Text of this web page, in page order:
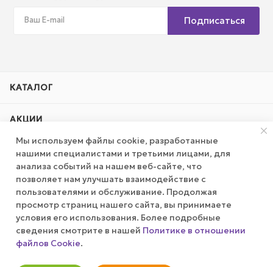
Подписаться
КАТАЛОГ
АКЦИИ
КОМПАНИЯ
ПУБЛИЧНАЯ ОФЕРТА
КАК СДЕЛАТЬ ЗАКАЗ?
Мы используем файлы cookie, разработанные
нашими специалистами и третьими лицами, для
анализа событий на нашем веб-сайте, что
позволяет нам улучшать взаимодействие с
пользователями и обслуживание. Продолжая
просмотр страниц нашего сайта, вы принимаете
условия его использования. Более подробные
сведения смотрите в нашей Политике в отношении
файлов Cookie.